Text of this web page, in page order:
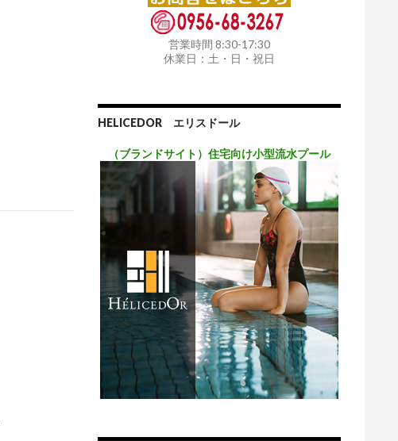
営業時間 8:30-17:30
休業日：土・日・祝日
HELICEDOR エリスドール
（ブランドサイト）住宅向け小型流水プール